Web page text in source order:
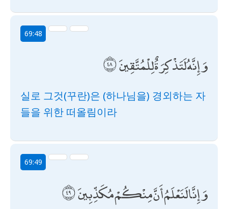
69:48
وَإِنَّهُ لَتَذْكِرَةٌ لِلْمُتَّقِينَ
실로 그것(꾸란)은 (하나님을) 경외하는 자
들을 위한 떠올림이라
69:49
وَإِنَّا لَنَعْلَمُ أَنَّ مِنْكُمْ مُكَذِّبِينَ